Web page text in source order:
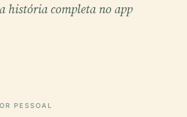
história completa no app
PESSOAL